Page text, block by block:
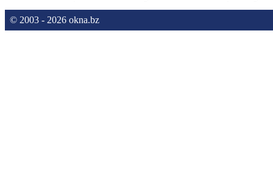
© 2003 - 2026 okna.bz